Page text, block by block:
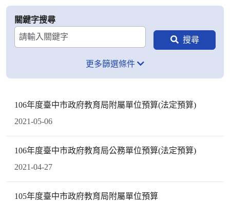
關鍵字搜尋
更多篩選條件
106年度臺中市政府教育局附屬單位預算(法定預算)
2021-05-06
106年度臺中市政府教育局公務單位預算(法定預算)
2021-04-27
105年度臺中市政府教育局附屬單位預算